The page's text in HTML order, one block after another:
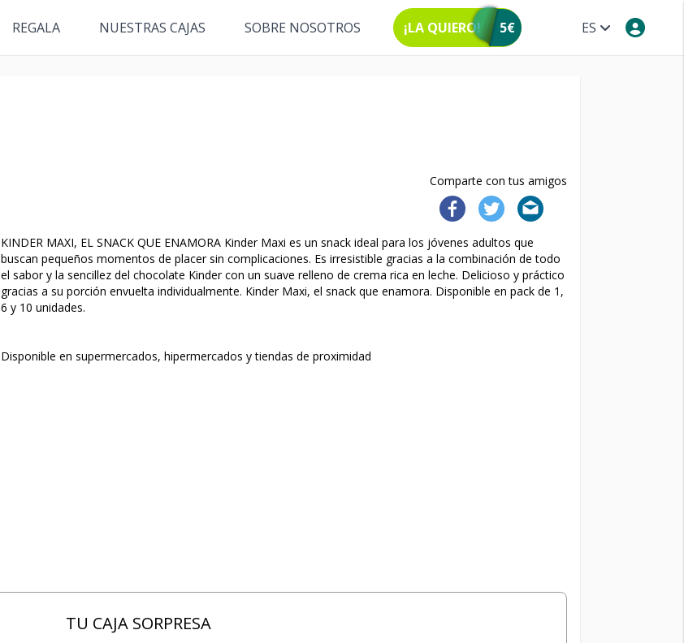
ES
REGALA NUESTRAS CAJAS SOBRE NOSOTROS ¡LA QUIERO! 5€
Comparte con tus amigos
KINDER MAXI, EL SNACK QUE ENAMORA Kinder Maxi es un snack ideal para los jóvenes adultos que
buscan pequeños momentos de placer sin complicaciones. Es irresistible gracias a la combinación de todo
el sabor y la sencillez del chocolate Kinder con un suave relleno de crema rica en leche. Delicioso y práctico
gracias a su porción envuelta individualmente. Kinder Maxi, el snack que enamora. Disponible en pack de 1,
6 y 10 unidades.
Disponible en supermercados, hipermercados y tiendas de proximidad
TU CAJA SORPRESA